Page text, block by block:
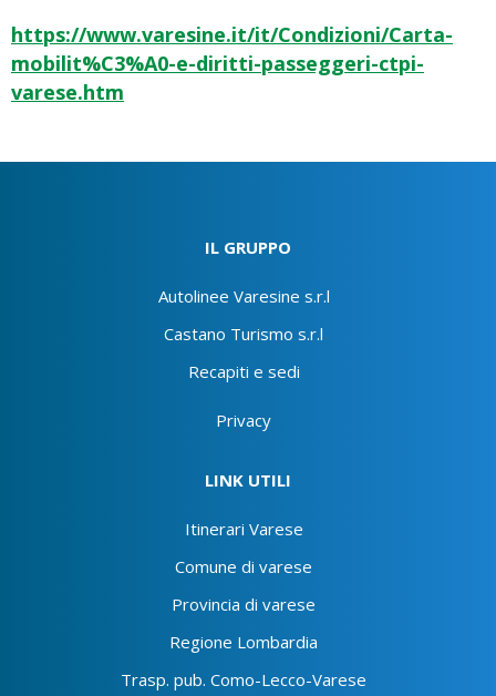
https://www.varesine.it/it/Condizioni/Carta-
mobilit%C3%A0-e-diritti-passeggeri-ctpi-
varese.htm
IL GRUPPO
Autolinee Varesine s.r.l
Castano Turismo s.r.l
Recapiti e sedi
Privacy
LINK UTILI
Itinerari Varese
Comune di varese
Provincia di varese
Regione Lombardia
Trasp. pub. Como-Lecco-Varese